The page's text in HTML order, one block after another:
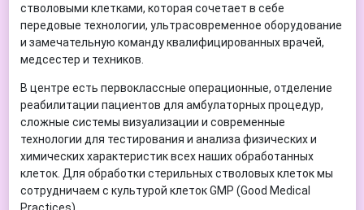
стволовыми клетками, которая сочетает в себе
передовые технологии, ультрасовременное оборудование
и замечательную команду квалифицированных врачей,
медсестер и техников.
В центре есть первоклассные операционные, отделение
реабилитации пациентов для амбулаторных процедур,
сложные системы визуализации и современные
технологии для тестирования и анализа физических и
химических характеристик всех наших обработанных
клеток. Для обработки стерильных стволовых клеток мы
сотрудничаем с культурой клеток GMP (Good Medical
Practices).